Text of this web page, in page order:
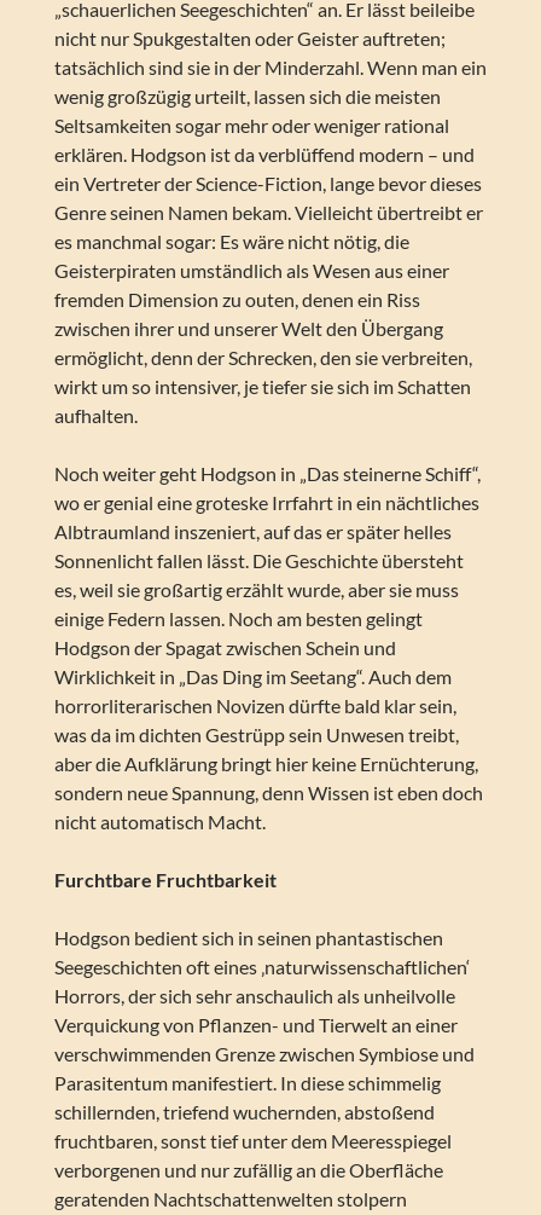
„schauerlichen Seegeschichten“ an. Er lässt beileibe
nicht nur Spukgestalten oder Geister auftreten;
tatsächlich sind sie in der Minderzahl. Wenn man ein
wenig großzügig urteilt, lassen sich die meisten
Seltsamkeiten sogar mehr oder weniger rational
erklären. Hodgson ist da verblüffend modern – und
ein Vertreter der Science-Fiction, lange bevor dieses
Genre seinen Namen bekam. Vielleicht übertreibt er
es manchmal sogar: Es wäre nicht nötig, die
Geisterpiraten umständlich als Wesen aus einer
fremden Dimension zu outen, denen ein Riss
zwischen ihrer und unserer Welt den Übergang
ermöglicht, denn der Schrecken, den sie verbreiten,
wirkt um so intensiver, je tiefer sie sich im Schatten
aufhalten.
Noch weiter geht Hodgson in „Das steinerne Schiff“,
wo er genial eine groteske Irrfahrt in ein nächtliches
Albtraumland inszeniert, auf das er später helles
Sonnenlicht fallen lässt. Die Geschichte übersteht
es, weil sie großartig erzählt wurde, aber sie muss
einige Federn lassen. Noch am besten gelingt
Hodgson der Spagat zwischen Schein und
Wirklichkeit in „Das Ding im Seetang“. Auch dem
horrorliterarischen Novizen dürfte bald klar sein,
was da im dichten Gestrüpp sein Unwesen treibt,
aber die Aufklärung bringt hier keine Ernüchterung,
sondern neue Spannung, denn Wissen ist eben doch
nicht automatisch Macht.
Furchtbare Fruchtbarkeit
Hodgson bedient sich in seinen phantastischen
Seegeschichten oft eines ‚naturwissenschaftlichen‘
Horrors, der sich sehr anschaulich als unheilvolle
Verquickung von Pflanzen- und Tierwelt an einer
verschwimmenden Grenze zwischen Symbiose und
Parasitentum manifestiert. In diese schimmelig
schillernden, triefend wuchernden, abstoßend
fruchtbaren, sonst tief unter dem Meeresspiegel
verborgenen und nur zufällig an die Oberfläche
geratenden Nachtschattenwelten stolpern